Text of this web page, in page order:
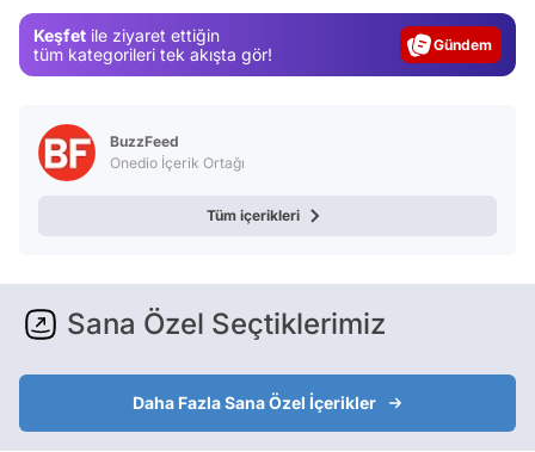
Keşfet ile ziyaret ettiğin
tüm kategorileri tek akışta gör!
Gündem
BuzzFeed
Onedio İçerik Ortağı
Tüm içerikleri
Sana Özel Seçtiklerimiz
Daha Fazla Sana Özel İçerikler